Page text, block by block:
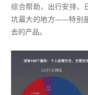
综合帮助，出行安排
坑最大的地方——特别
去的产品。